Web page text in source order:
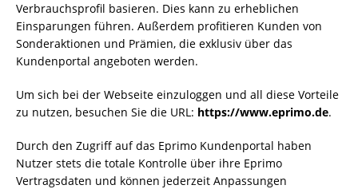
Verbrauchsprofil basieren. Dies kann zu erheblichen
Einsparungen führen. Außerdem profitieren Kunden von
Sonderaktionen und Prämien, die exklusiv über das
Kundenportal angeboten werden.
Um sich bei der Webseite einzuloggen und all diese Vorteile
zu nutzen, besuchen Sie die URL: https://www.eprimo.de.
Durch den Zugriff auf das Eprimo Kundenportal haben
Nutzer stets die totale Kontrolle über ihre Eprimo
Vertragsdaten und können jederzeit Anpassungen